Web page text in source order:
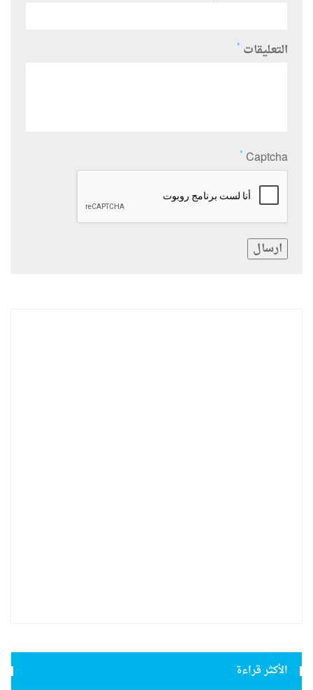
التعليقات *
Captcha
*
ارسال
الأكثر قراءة